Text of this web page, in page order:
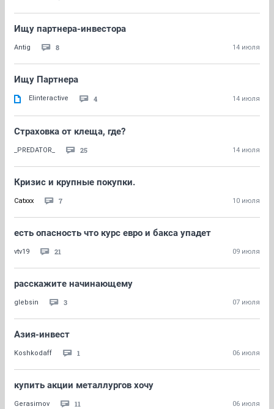
Ищу партнера-инвестора
Antig 8 14 июля
Ищу Партнера
Elinteractive 4 14 июля
Страховка от клеща, где?
_PREDATOR_ 25 14 июля
Кризис и крупные покупки.
Catxxx 7 10 июля
есть опасность что курс евро и бакса упадет
vtv19 21 09 июля
расскажите начинающему
glebsin 3 07 июля
Азия-инвест
Koshkodaff 1 06 июля
купить акции металлургов хочу
Gerasimov 11 06 июля